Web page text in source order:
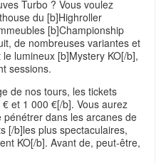
Turbo ? Vous voulez
du [b]Highroller
[b]Championship
de nombreuses variantes et
lumineux [b]Mystery KO[/b],
sessions.
de nos tours, les tickets
et 1 000 €[/b]. Vous aurez
dans les arcanes de
[/b]les plus spectaculaires,
KO[/b]. Avant de, peut-être,